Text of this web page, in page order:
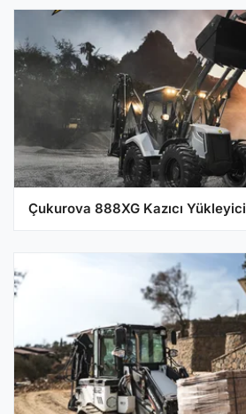
Çukurova 888XG Kazıcı Yükleyici